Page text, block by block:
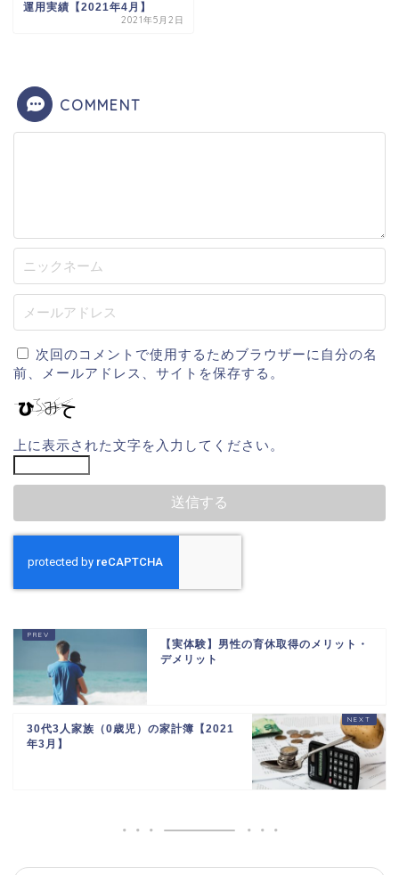
運用実績【2021年4月】
2021年5月2日
COMMENT
次回のコメントで使用するためブラウザーに自分の名
前、メールアドレス、サイトを保存する。
上に表示された文字を入力してください。
【実体験】男性の育休取得のメリット・
デメリット
30代3人家族（0歳児）の家計簿【2021
年3月】